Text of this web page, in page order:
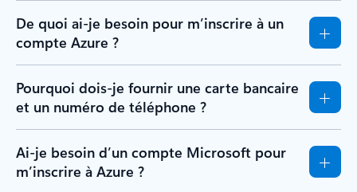
De quoi ai-je besoin pour m’inscrire à un
compte Azure ?
Pourquoi dois-je fournir une carte bancaire
et un numéro de téléphone ?
Ai-je besoin d’un compte Microsoft pour
m’inscrire à Azure ?